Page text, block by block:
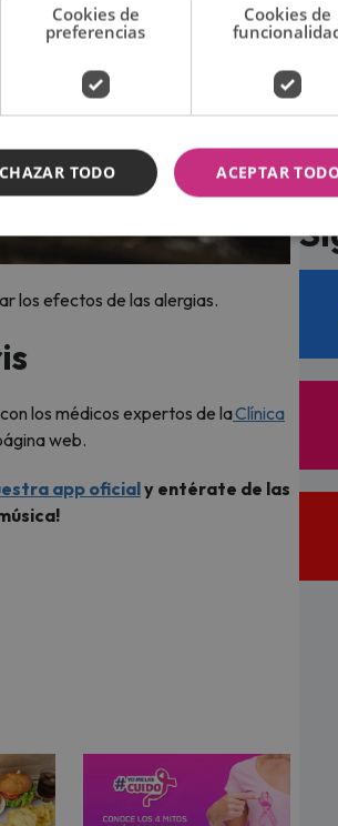
los efectos de las alergias.
los médicos expertos de laClínica
web.
app oficialy entérate de las
de
Cookies de
preferencias
Cookies de
ACEPTAR
TODO